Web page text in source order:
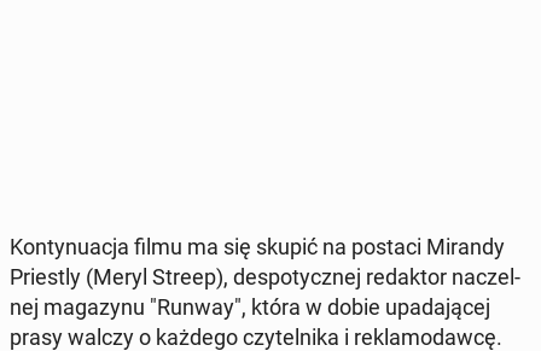
Kon­ty­nu­acja filmu ma się skupić na postaci Mirandy
Prie­stly (Meryl Streep), de­spo­tycz­nej re­dak­tor na­czel­
nej ma­ga­zy­nu "Runway", która w dobie upa­da­ją­cej
prasy walczy o każdego czy­tel­ni­ka i re­kla­mo­daw­cę.